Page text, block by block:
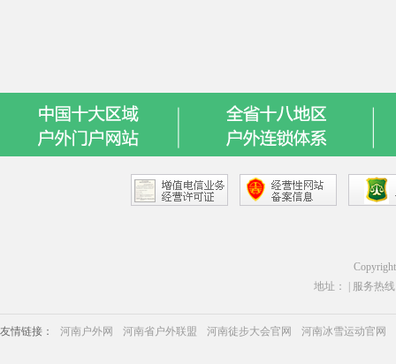
地址： | 服务热线
友情链接： 河南户外网 河南省户外联盟 河南徒步大会官网 河南冰雪运动官网